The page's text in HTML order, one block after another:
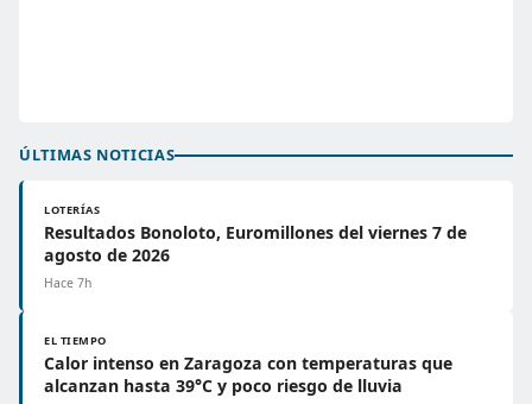
ÚLTIMAS NOTICIAS
LOTERÍAS
Resultados Bonoloto, Euromillones del viernes 7 de
agosto de 2026
Hace 7h
EL TIEMPO
Calor intenso en Zaragoza con temperaturas que
alcanzan hasta 39°C y poco riesgo de lluvia